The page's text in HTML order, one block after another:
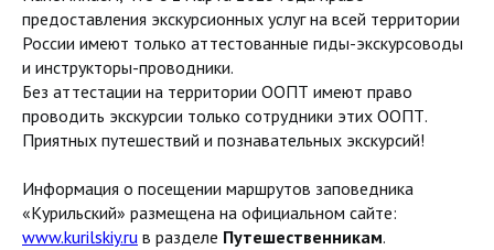
предоставления экскурсионных услуг на всей территории
России имеют только аттестованные гиды-экскурсоводы
и инструкторы-проводники.
Без аттестации на территории ООПТ имеют право
проводить экскурсии только сотрудники этих ООПТ.
Приятных путешествий и познавательных экскурсий!
Информация о посещении маршрутов заповедника
«Курильский» размещена на официальном сайте:
www.kurilskiy.ru в разделе Путешественникам.